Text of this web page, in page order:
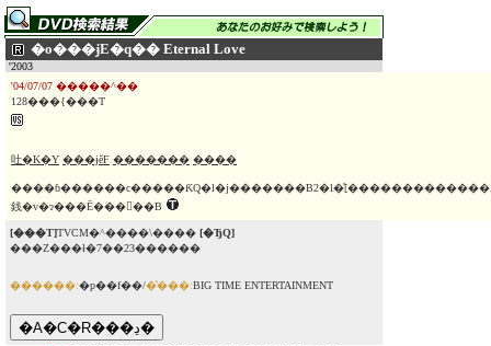
�o���ɉE�q�� Eternal Love
'2003
'04/07/07 �����^��
128���{���T
吐�K�Y ���ɉĕF ������� ����
銭�v�ɂ���Ē���􂩂��B
[���T]TVCM�^����\���� [�ЂQ]
���Z���ł�7��23������
������:�p��f��/�̔���:BIG TIME ENTERTAINMENT